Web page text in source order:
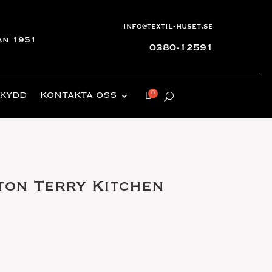
1951
info@textil-huset.se
0380-12591
KONTAKTA OSS
Terry Kitchen